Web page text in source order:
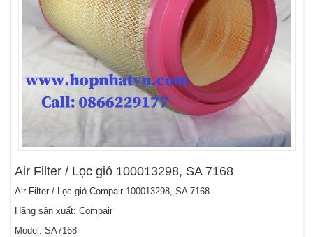
Air Filter / Lọc gió 100013298, SA 7168
Air Filter / Lọc gió Compair 100013298, SA 7168
Hãng sản xuất: Compair
Model: SA7168